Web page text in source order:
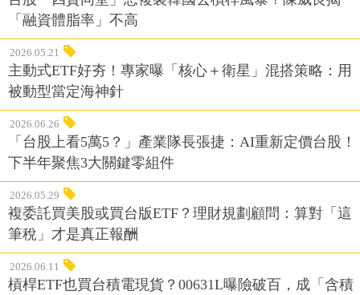
「融資體脂率」不高
2026.05.21
主動式ETF好夯！專家曝「核心＋衛星」混搭策略：用
被動型當定海神針
2026.06.26
「台股上看5萬5？」產業隊長張捷：AI重新定價台股！
下半年聚焦3大關鍵零組件
2026.05.29
複委託買美股或買台版ETF？理財規劃顧問：算對「這
筆稅」才是真正報酬
2026.06.11
槓桿ETF也買台積電現貨？00631L曝險破百，成「含積